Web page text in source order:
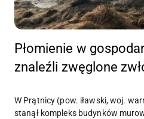
Płomienie w
znaleźli zwęglone
W Prątnicy (pow. iławski, woj.
stanął kompleks budynków